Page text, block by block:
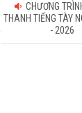
CHƯƠNG
THANH TIẾNG TÀY
- 2026